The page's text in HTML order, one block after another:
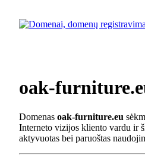
oak-
Domenas oak-furniture.eu
Interneto vizijos kliento vardu ir
aktyvuotas bei paruoštas